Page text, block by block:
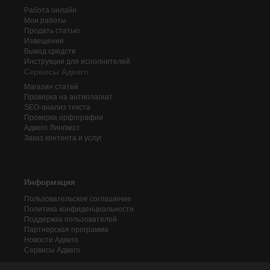
Бизнес и Финансы / Бизнес-идея – агентство
http://advego.ru/shop/text/7551320/
______________________________
______________________________
В данной статье описывается: бизнес-идея - агентство
______________________________
______________________________
$$$$$$$$$$$$$$$$$$$$$$$$$$$$$$
Работа онлайн
Мои работы
Продать статью
Извещения
Вывод средств
Инструкции для исполнителей
Сервисы Адвего
Магазин статей
Проверка на антиплагиат
SEO-анализ текста
Проверка орфографии
Адвего Лингвист
Заказ контента и услуг
Информация
Пользовательское соглашение
Политика конфиденциальности
Поддержка пользователей
Партнерская программа
Новости Адвего
Сервисы Адвего